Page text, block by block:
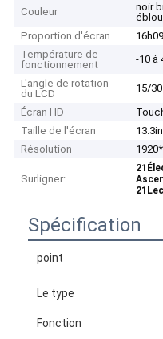
Couleur
noir
Proportion d'écran
16h09
Température de
fonctionnement
-10 à
L'angle de rotation
du LCD
15/
Écran HD
Taille de l'écran
Résolution
Surligner:
Spécification
point
Le type
Fonction